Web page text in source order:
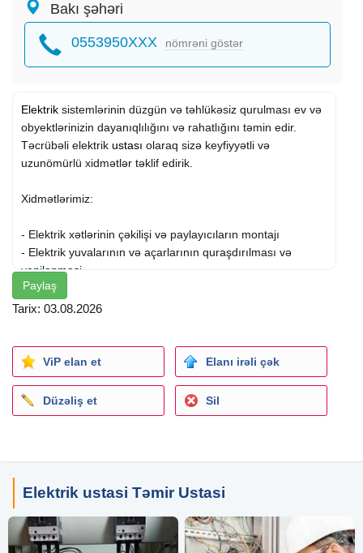
Bakı şəhəri
0553950XXX nömrəni göstər
Elektrik sistemlərinin düzgün və təhlükəsiz qurulması ev və
obyektlərinizin dayanıqlılığını və rahatlığını təmin edir.
Təcrübəli elektrik ustası olaraq sizə keyfiyyətli və
uzunömürlü xidmətlər təklif edirik.
Xidmətlərimiz:
- Elektrik xətlərinin çəkilişi və paylayıcıların montajı
- Elektrik yuvalarının və açarlarının quraşdırılması və
yenilənməsi
- Led plafonların və lüsturların quraşdırılması
- Bütün növ elektrik işlərinin təhlükəsiz və etibarlı şəkildə
Müasir avadanlıq və peşəkar yanaşma ilə görülən hər bir iş
yüksək keyfiyyət və təhlükəsizlik standartlarına cavab verir.
Paylaş
Tarix: 03.08.2026
ViP elan et Elanı irəli çək
Düzəliş et Sil
Elektrik ustasi Təmir Ustasi